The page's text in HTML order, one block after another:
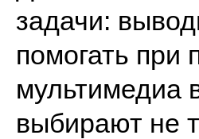
задачи:
помогать при
мультимедиа
выбирают не